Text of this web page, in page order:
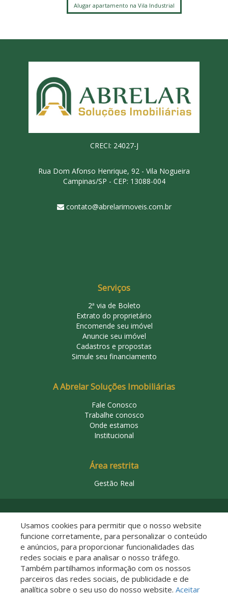
Alugar apartamento na Vila Industrial
CRECI: 24027-J
Rua Dom Afonso Henrique, 92 - Vila Nogueira
Campinas/SP - CEP: 13088-004
contato@abrelarimoveis.com.br
Serviços
2ª via de Boleto
Extrato do proprietário
Encomende seu imóvel
Anuncie seu imóvel
Cadastros e propostas
Simule seu financiamento
A Abrelar Soluções Imobiliárias
Fale Conosco
Trabalhe conosco
Onde estamos
Institucional
Área restrita
Gestão Real
Descomplicado por:
Usamos cookies para permitir que o nosso website
funcione corretamente, para personalizar o conteúdo
e anúncios, para proporcionar funcionalidades das
redes sociais e para analisar o nosso tráfego.
Também partilhamos informação com os nossos
parceiros das redes sociais, de publicidade e de
analítica sobre o seu uso do nosso website. Aceitar